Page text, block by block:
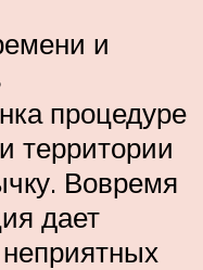
и
процедуре
территории
Вовремя
дает